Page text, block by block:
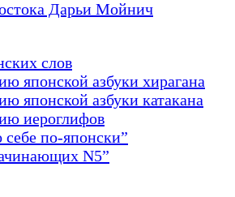
Дарьи Мойнич
слов
японской азбуки хирагана
японской азбуки катакана
иероглифов
себе по-японски”
N5”